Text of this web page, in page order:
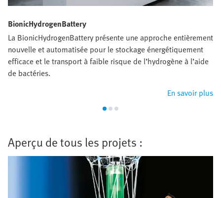
BionicHydrogenBattery
La BionicHydrogenBattery présente une approche entièrement
nouvelle et automatisée pour le stockage énergétiquement
efficace et le transport à faible risque de l’hydrogène à l’aide
de bactéries.
En savoir plus
Aperçu de tous les projets :